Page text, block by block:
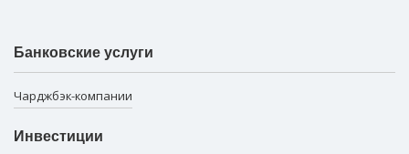
Банковские услуги
Чарджбэк-компании
Инвестиции